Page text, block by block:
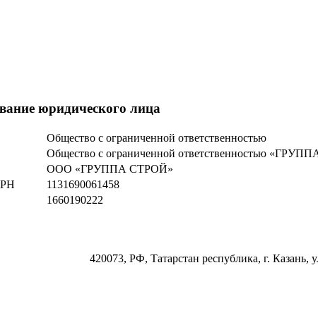
юридического лица
Общество с ограниченной ответственностью
Общество с ограниченной ответственностью
ООО «ГРУППА СТРОЙ»
1131690061458
1660190222
420073, РФ, Татарстан республика, г. Казань,